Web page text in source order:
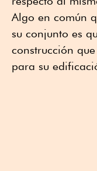
Algo en común
su conjunto es
construcción
para su